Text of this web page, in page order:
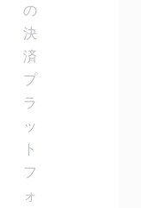
の
決
済
プ
ラ
ッ
ト
フ
ォ